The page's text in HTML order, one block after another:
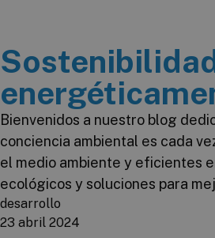
Bienvenidos a nuestro blog
conciencia ambiental es cada
el medio ambiente y eficientes
ecológicos y soluciones para
desarrollo
23 abril 2024